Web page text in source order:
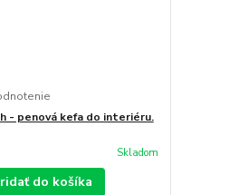
- penová kefa do interiéru.
Skladom
do košíka